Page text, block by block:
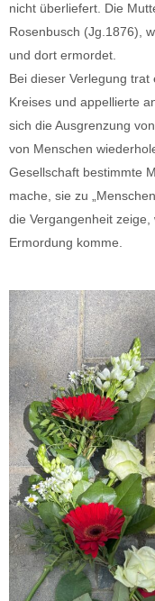
nicht überliefert. Die
Rosenbusch (Jg.1876),
und dort ermordet.
Bei dieser Verlegung
Kreises und appellierte
sich die Ausgrenzung
von Menschen
Gesellschaft bestimmte
mache, sie zu
die Vergangenheit
Ermordung komme.